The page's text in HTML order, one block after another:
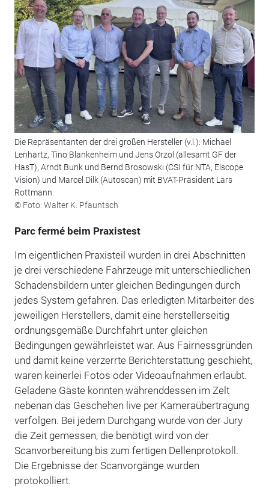
Die Repräsentanten der drei großen Hersteller (v.l.): Michael
Lenhartz, Tino Blankenheim und Jens Orzol (allesamt GF der
HasT), Arndt Bunk und Bernd Brosowski (CSI für NTA, Elscope
Vision) und Marcel Dilk (Autoscan) mit BVAT-Präsident Lars
Rottmann.
© Foto: Walter K. Pfauntsch
Parc fermé beim Praxistest
Im eigentlichen Praxisteil wurden in drei Abschnitten
je drei verschiedene Fahrzeuge mit unterschiedlichen
Schadensbildern unter gleichen Bedingungen durch
jedes System gefahren. Das erledigten Mitarbeiter des
jeweiligen Herstellers, damit eine herstellerseitig
ordnungsgemäße Durchfahrt unter gleichen
Bedingungen gewährleistet war. Aus Fairnessgründen
und damit keine verzerrte Berichterstattung geschieht,
waren keinerlei Fotos oder Videoaufnahmen erlaubt.
Geladene Gäste konnten währenddessen im Zelt
nebenan das Geschehen live per Kameraübertragung
verfolgen. Bei jedem Durchgang wurde von der Jury
die Zeit gemessen, die benötigt wird von der
Scanvorbereitung bis zum fertigen Dellenprotokoll.
Die Ergebnisse der Scanvorgänge wurden
protokolliert.